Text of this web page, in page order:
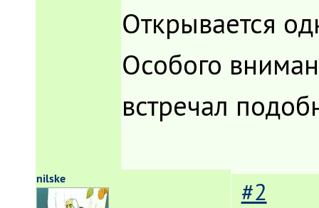
Открывается
Особого
встречал
nilske
#2